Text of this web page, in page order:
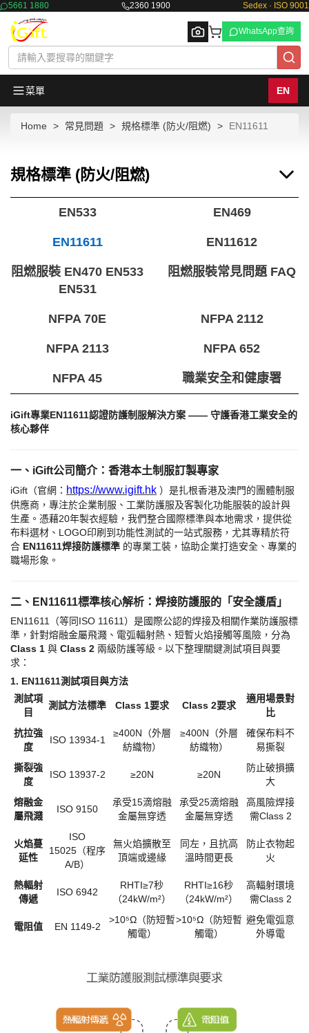
5661 1880 2360 1900 Sedex · ISO 9001
Browse
WhatsApp查詢
菜單 EN
Home 常見問題 規格標準 (防火/阻燃) EN11611
規格標準 (防火/阻燃)
EN533 EN469
EN11611 EN11612
阻燃服裝 EN470 EN533
EN531
阻燃服裝常見問題 FAQ
NFPA 70E NFPA 2112
NFPA 2113 NFPA 652
NFPA 45 職業安全和健康署
iGift專業EN11611認證防護制服解決方案 —— 守護香港工業安全的
核心夥伴
一、 iGift公司簡介：香港本土制服訂製專家
iGift（官網： https://www.igift.hk ）是扎根香港及澳門的團體制服
供應商，專注於企業制服、工業防護服及客製化功能服裝的設計與
生產。憑藉20年製衣經驗，我們整合國際標準與本地需求，提供從
布料選材、LOGO印刷到功能性測試的一站式服務，尤其專精於符
合 ​ EN11611焊接防護標準 的專業工裝，協助企業打造安全、專業的
職場形象。
二、 EN11611標準核心解析：焊接防護服的「安全護盾」​
EN11611（等同ISO 11611）是國際公認的焊接及相關作業防護服標
準，針對熔融金屬飛濺、電弧輻射熱、短暫火焰接觸等風險，分為 ​
Class 1 與 ​ Class 2 兩級防護等級。以下整理關鍵測試項目與要
求：
1. EN11611測試項目與方法
測試項
目
測試方法標準 Class 1要求 Class 2要求
適用場景對
比
抗拉強
度
ISO 13934-1
≥400N（外層
紡織物）
≥400N（外層
紡織物）
確保布料不
易撕裂
撕裂強
度
ISO 13937-2 ≥20N ≥20N
防止破損擴
大
熔融金
屬飛濺
ISO 9150
承受15滴熔融
金屬無穿透
承受25滴熔融
金屬無穿透
高風險焊接
需Class 2
火焰蔓
延性
ISO
15025（程序
A/B）
無火焰擴散至
頂端或邊緣
同左，且抗高
溫時間更長
防止衣物起
火
熱輻射
傳遞
ISO 6942
RHTI≥7秒
（24kW/m²）
RHTI≥16秒
（24kW/m²）
高輻射環境
需Class 2
電阻值 EN 1149-2
>10⁵Ω（防短暫
觸電）
>10⁵Ω（防短暫
觸電）
避免電弧意
外導電